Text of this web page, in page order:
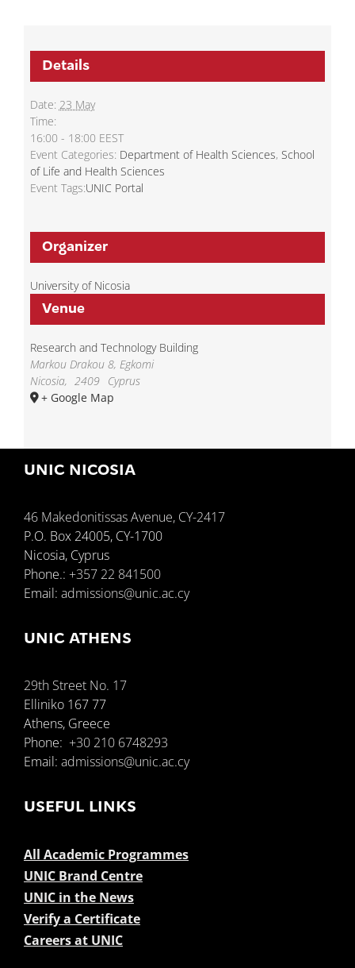
Details
Date: 23 May
Time:
16:00 - 18:00 EEST
Event Categories: Department of Health Sciences, School
of Life and Health Sciences
Event Tags:UNIC Portal
Venue
Research and Technology Building
Markou Drakou 8, Egkomi
Nicosia, 2409 Cyprus
+ Google Map
Organizer
University of Nicosia
UNIC NICOSIA
46 Makedonitissas Avenue, CY-2417
P.O. Box 24005, CY-1700
Nicosia, Cyprus
Phone.: +357 22 841500
Email: admissions@unic.ac.cy
UNIC ATHENS
29th Street No. 17
Elliniko 167 77
Athens, Greece
Phone: +30 210 6748293
Email: admissions@unic.ac.cy
USEFUL LINKS
All Academic Programmes
UNIC Brand Centre
UNIC in the News
Verify a Certificate
Careers at UNIC